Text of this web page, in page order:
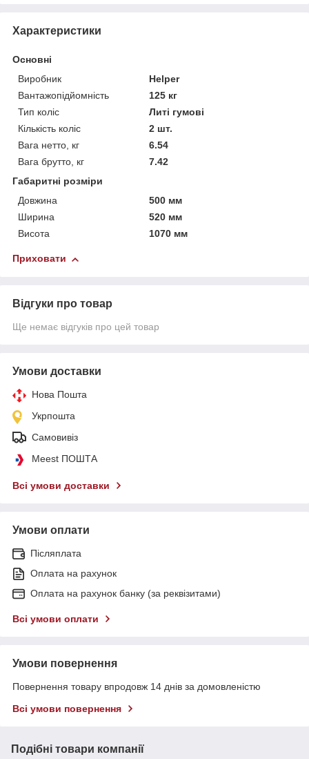
Характеристики
Основні
Виробник
Helper
Вантажопідйомність
125 кг
Тип коліс
Литі гумові
Кількість коліс
2 шт.
Вага нетто, кг
6.54
Вага брутто, кг
7.42
Габаритні розміри
Довжина
500 мм
Ширина
520 мм
Висота
1070 мм
Приховати
Відгуки про товар
Ще немає відгуків про цей товар
Умови доставки
Нова Пошта
Укрпошта
Самовивіз
Meest ПОШТА
Всі умови доставки
Умови оплати
Післяплата
Оплата на рахунок
Оплата на рахунок банку (за реквізитами)
Всі умови оплати
Умови повернення
Повернення товару впродовж 14 днів за домовленістю
Всі умови повернення
Подібні товари компанії